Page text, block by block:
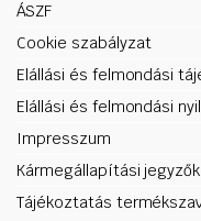
ÁSZF
Cookie szabályzat
Elállási és felmondási
Elállási és felmondási
Impresszum
Kármegállapítási
Tájékoztatás